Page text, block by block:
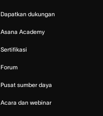
Dapatkan dukungan
Asana Academy
Sertifikasi
Forum
Pusat sumber daya
Acara dan webinar